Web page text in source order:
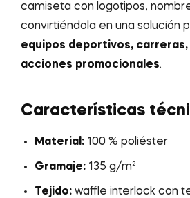
camiseta con logotipos,
convirtiéndola en una solución
equipos deportivos,
acciones promocionales.
Características
Material: 100 % poliéster
Gramaje: 135 g/m²
Tejido: waffle interlock con